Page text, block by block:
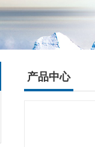
产品中心